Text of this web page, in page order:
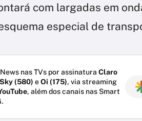
com largadas em
especial de
nas TVs por assinatura Claro
Sky (580) eOi (175), via streaming
, além dos canais nas Smart
.